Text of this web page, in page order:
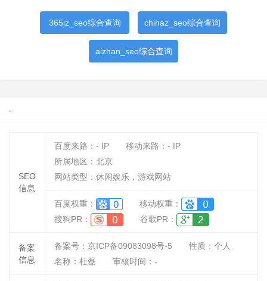
365jz_seo综合查询 chinaz_seo综合查询
aizhan_seo综合查询
-
SEO
信息
百度来路： - IP 移动来路： - IP
所属地区：北京
网站类型：休闲娱乐，游戏网站
百度权重：
移动权重：
搜狗PR：
谷歌PR：
备案
信息
备案号：京ICP备09083098号-5 性质： 个人
名称： 杜磊 审核时间： -